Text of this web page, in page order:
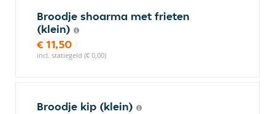
Broodje shoarma met frieten
(klein)
€ 11,50
incl. statiegeld (€ 0,00)
Broodje kip (klein)